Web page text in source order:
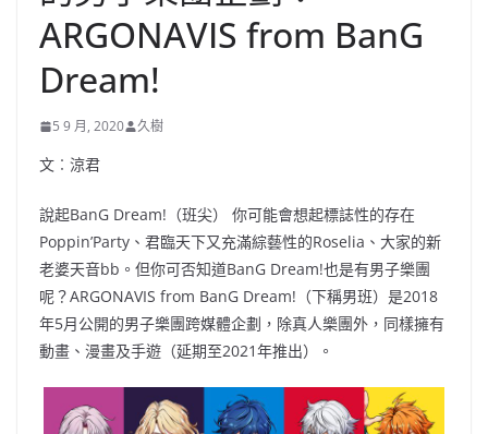
ARGONAVIS from BanG
Dream!
5 9 月, 2020 久樹
文︰涼君
說起BanG Dream!（班尖） 你可能會想起標誌性的存在
Poppin’Party、君臨天下又充滿綜藝性的Roselia、大家的新
老婆天音bb。但你可否知道BanG Dream!也是有男子樂團
呢？ARGONAVIS from BanG Dream!（下稱男班）是2018
年5月公開的男子樂團跨媒體企劃，除真人樂團外，同樣擁有
動畫、漫畫及手遊（延期至2021年推出）。